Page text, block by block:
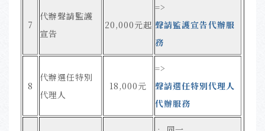
7
代辦聲請監護
宣告
20,000元起
=>
聲請監護宣告代辦服
務
8
代辦選任特別
代理人
18,000元
=>
聲請選任特別代理人
代辦服務